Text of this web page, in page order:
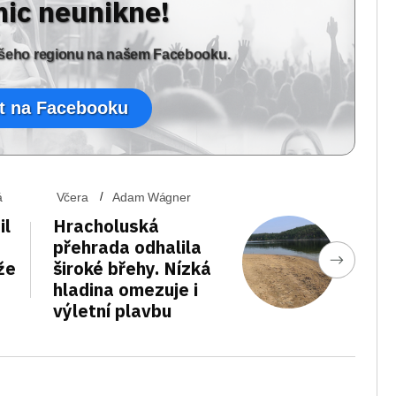
neunikne!
regionu na našem Facebooku.
na Facebooku
Včera Adam Wágner
Hracholuská
přehrada odhalila
široké břehy. Nízká
hladina omezuje i
výletní plavbu